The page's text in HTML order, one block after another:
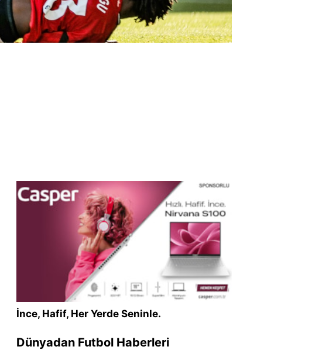
İnce, Hafif, Her Yerde Seninle.
Dünyadan Futbol Haberleri